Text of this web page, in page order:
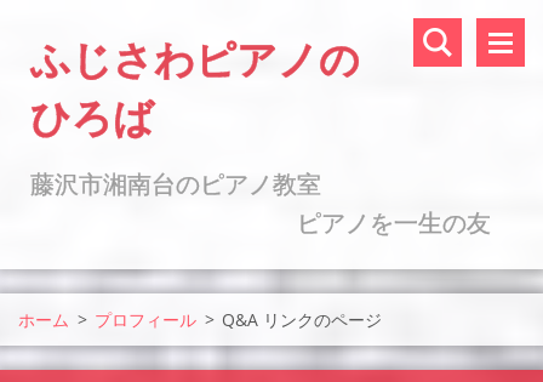
ふじさわピアノの
ひろば
藤沢市湘南台のピアノ教室
ピアノを一生の友
に ♪
ホーム > プロフィール > Q&A リンクのページ